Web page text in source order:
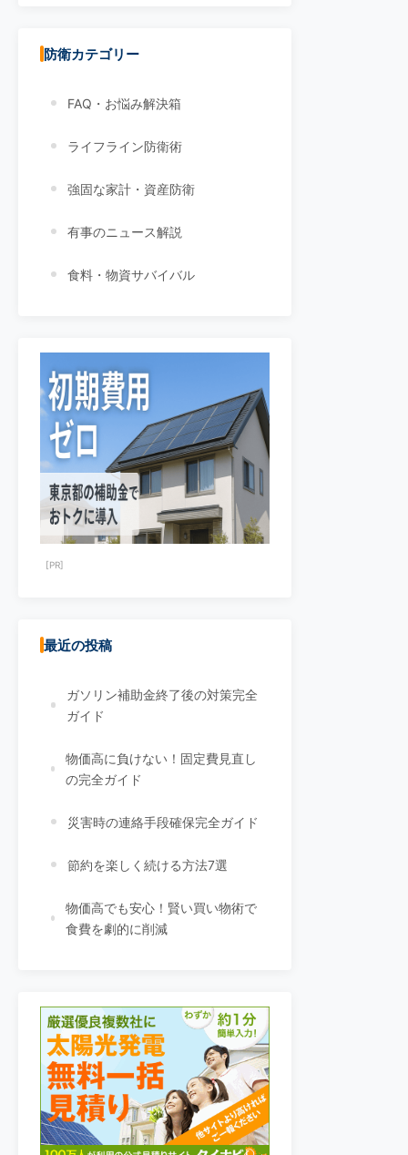
防衛カテゴリー
FAQ・お悩み解決箱
ライフライン防衛術
強固な家計・資産防衛
有事のニュース解説
食料・物資サバイバル
[PR]
最近の投稿
ガソリン補助金終了後の対策完全
ガイド
物価高に負けない！固定費見直し
の完全ガイド
災害時の連絡手段確保完全ガイド
節約を楽しく続ける方法7選
物価高でも安心！賢い買い物術で
食費を劇的に削減